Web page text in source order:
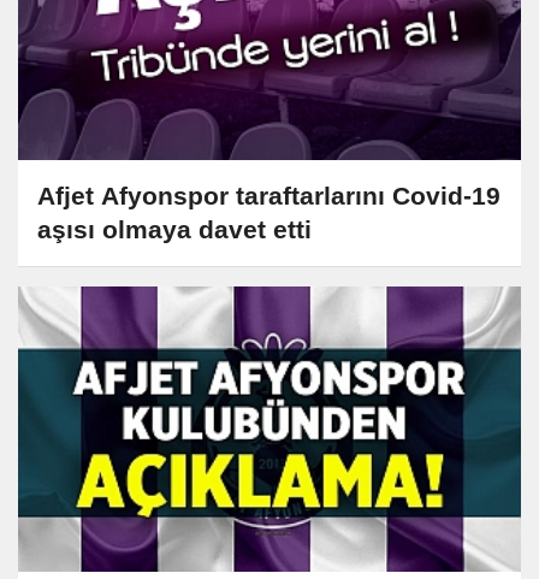
Afjet Afyonspor taraftarlarını Covid-19
aşısı olmaya davet etti